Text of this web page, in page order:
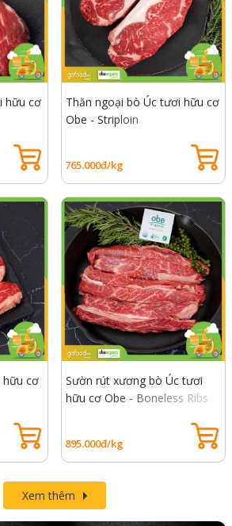
hữu cơ
Thăn ngoại bò Úc tươi hữu cơ
Obe - Striploin
765.000đ/kg
hữu cơ
Sườn rút xương bò Úc tươi
hữu cơ Obe - Boneless Ribs
895.000đ/kg
Xem thêm